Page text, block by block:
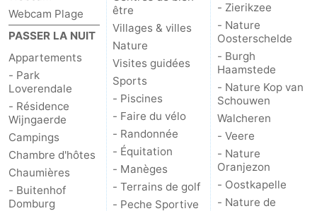
Renesse
-
Brouwershaven
Bruinisse
Zierikzee
-
Oosterschelde
Burgh
-
Webcam Plage
PASSER LA NUIT
Appartements
- Park
Loverendale
- Résidence
Wijngaerde
Campings
Chambre d'hôtes
Chaumières
- Buitenhof
Domburg
être
Villages & villes
Nature
Visites guidées
Sports
- Piscines
- Faire du vélo
- Randonnée
- Équitation
- Manèges
- Terrains de golf
- Peche Sportive
- Zierikzee
- Nature
Oosterschelde
- Burgh
Haamstede
- Nature Kop van
Schouwen
Walcheren
- Veere
- Nature
Oranjezon
- Oostkapelle
- Nature de